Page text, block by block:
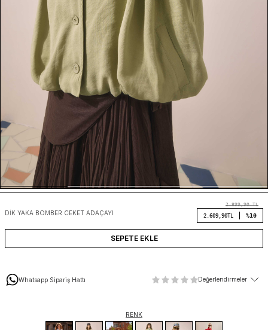
DIK YAKA BOMBER CEKET ADAÇAYI
2.899,90TL
2.609,90TL %10
SEPETE EKLE
Whatsapp Sipariş Hattı Değerlendirmeler
RENK